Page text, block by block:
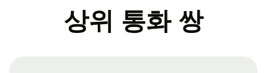
상위 통화 쌍